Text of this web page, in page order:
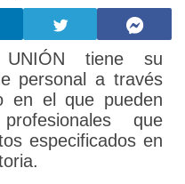
UNIÓN tiene su
personal a través
en el que pueden
que
especificados en